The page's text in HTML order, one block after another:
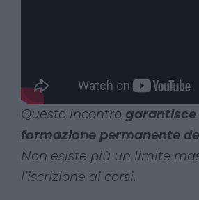
Questo incontro
formazione permanente
Non esiste più un limite
l’iscrizione ai corsi.